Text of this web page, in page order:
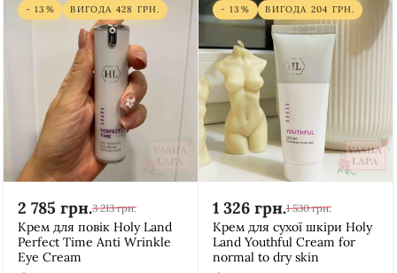
- 13% ВИГОДА 428 ГРН.
2 785 грн.3 213 грн.
Крем для повік Holy Land
Perfect Time Anti Wrinkle
Eye Cream
- 13% ВИГОДА 204 ГРН.
1 326 грн.1 530 грн.
Крем для сухої шкіри Holy
Land Youthful Cream for
normal to dry skin